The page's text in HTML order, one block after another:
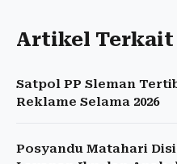
Artikel Terkait
Satpol PP Sleman
Reklame Selama 2026
Posyandu Matahari